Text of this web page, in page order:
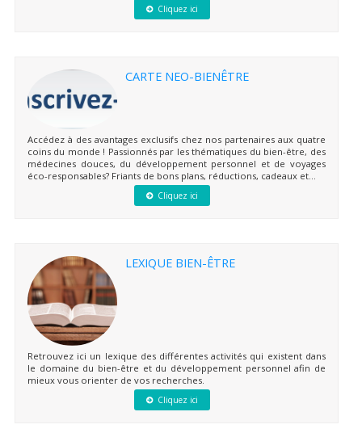
Cliquez ici
CARTE NEO-BIENÊTRE
Accédez à des avantages exclusifs chez nos partenaires aux quatre
coins du monde ! Passionnés par les thématiques du bien-être, des
médecines douces, du développement personnel et de voyages
éco-responsables? Friants de bons plans, réductions, cadeaux et...
Cliquez ici
LEXIQUE BIEN-ÊTRE
Retrouvez ici un lexique des différentes activités qui existent dans
le domaine du bien-être et du développement personnel afin de
mieux vous orienter de vos recherches.
Cliquez ici